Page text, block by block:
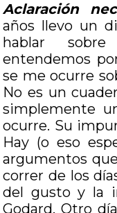
Aclaración
años llevo un
hablar
entendemos
se me ocurre
No es un
simplemente
ocurre. Su
Hay (o eso
argumentos
correr de los
del gusto y la
Godard. Otro